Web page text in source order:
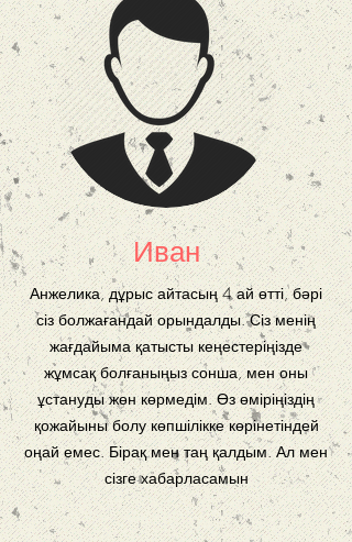
Иван
Анжелика, дұрыс айтасың 4 ай өтті, бәрі
сіз болжағандай орындалды. Сіз менің
жағдайыма қатысты кеңестеріңізде
жұмсақ болғаныңыз сонша, мен оны
ұстануды жөн көрмедім. Өз өміріңіздің
қожайыны болу көпшілікке көрінетіндей
оңай емес. Бірақ мен таң қалдым. Ал мен
сізге хабарласамын